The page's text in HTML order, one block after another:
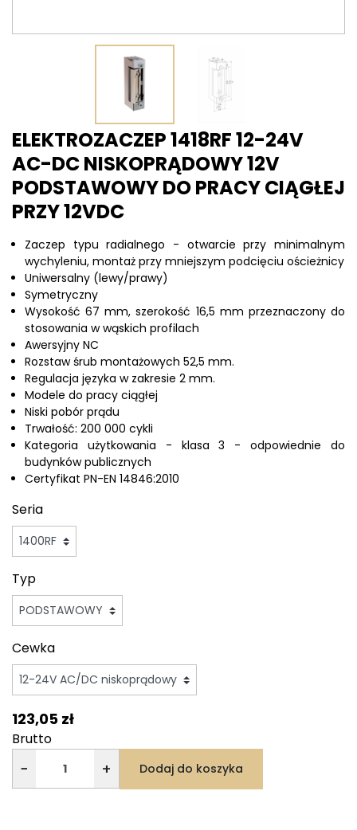
ELEKTROZACZEP 1418RF 12-24V
AC-DC NISKOPRĄDOWY 12V
PODSTAWOWY DO PRACY CIĄGŁEJ
PRZY 12VDC
Zaczep typu radialnego - otwarcie przy minimalnym
wychyleniu, montaż przy mniejszym podcięciu ościeżnicy
Uniwersalny (lewy/prawy)
Symetryczny
Wysokość 67 mm, szerokość 16,5 mm przeznaczony do
stosowania w wąskich profilach
Awersyjny NC
Rozstaw śrub montażowych 52,5 mm.
Regulacja języka w zakresie 2 mm.
Modele do pracy ciągłej
Niski pobór prądu
Trwałość: 200 000 cykli
Kategoria użytkowania - klasa 3 - odpowiednie do
budynków publicznych
Certyfikat PN-EN 14846:2010
Seria
Typ
Cewka
123,05 zł
Brutto
− + Dodaj do koszyka